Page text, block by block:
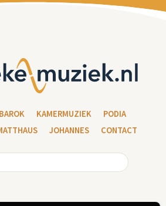
BAROK KAMERMUZIEK
PODIA
JOHANNES CONTACT